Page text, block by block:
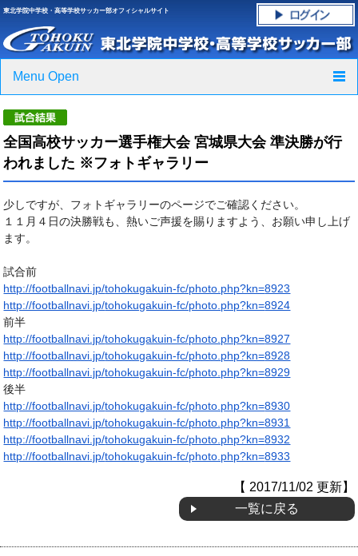
東北学院中学校・高等学校サッカー部オフィシャルサイト
Menu Open
ニュース
スケジュール
フォトギャラリー
応援グッズご案内
OB会
全国高校サッカー選手権大会 宮城県大会 準決勝が行
われました ※フォトギャラリー
少しですが、フォトギャラリーのページでご確認ください。
１１月４日の決勝戦も、熱いご声援を賜りますよう、お願い申し上げ
ます。
試合前
http://footballnavi.jp/tohokugakuin-fc/photo.php?kn=8923
http://footballnavi.jp/tohokugakuin-fc/photo.php?kn=8924
前半
http://footballnavi.jp/tohokugakuin-fc/photo.php?kn=8927
http://footballnavi.jp/tohokugakuin-fc/photo.php?kn=8928
http://footballnavi.jp/tohokugakuin-fc/photo.php?kn=8929
後半
http://footballnavi.jp/tohokugakuin-fc/photo.php?kn=8930
http://footballnavi.jp/tohokugakuin-fc/photo.php?kn=8931
http://footballnavi.jp/tohokugakuin-fc/photo.php?kn=8932
http://footballnavi.jp/tohokugakuin-fc/photo.php?kn=8933
【 2017/11/02 更新】
一覧に戻る